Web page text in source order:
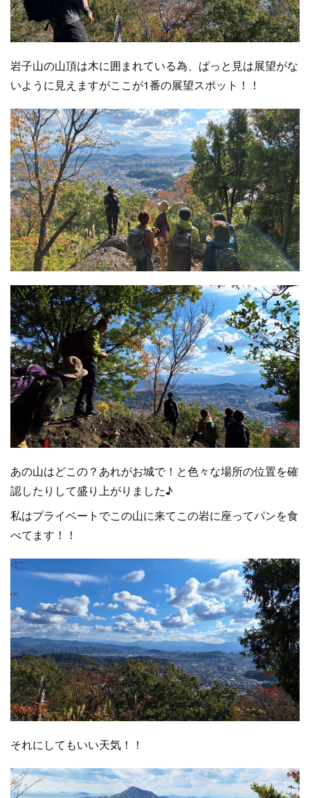
岩子山の山頂は木に囲まれている為、ぱっと見は展望がな
いように見えますがここが1番の展望スポット！！
あの山はどこの？あれがお城で！と色々な場所の位置を確
認したりして盛り上がりました♪
私はプライベートでこの山に来てこの岩に座ってパンを食
べてます！！
それにしてもいい天気！！